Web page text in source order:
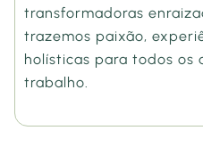
transformadoras
trazemos paixão,
holísticas para todos os
trabalho.